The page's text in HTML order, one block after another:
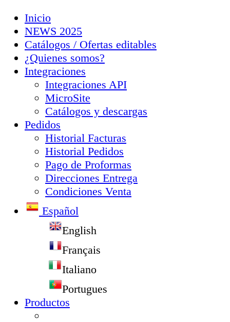
Inicio
NEWS 2025
Catálogos / Ofertas editables
¿Quienes somos?
Integraciones
Integraciones API
MicroSite
Catálogos y descargas
Pedidos
Historial Facturas
Historial Pedidos
Pago de Proformas
Direcciones Entrega
Condiciones Venta
Español
English
Français
Italiano
Portugues
Productos